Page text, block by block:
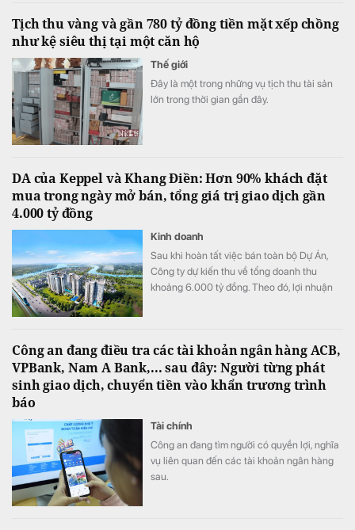
Tịch thu vàng và gần 780 tỷ đồng tiền mặt xếp chồng
như kệ siêu thị tại một căn hộ
Thế giới
Đây là một trong những vụ tịch thu tài sản
lớn trong thời gian gần đây.
DA của Keppel và Khang Điền: Hơn 90% khách đặt
mua trong ngày mở bán, tổng giá trị giao dịch gần
4.000 tỷ đồng
Kinh doanh
Sau khi hoàn tất việc bán toàn bộ Dự Án,
Công ty dự kiến thu về tổng doanh thu
khoảng 6.000 tỷ đồng. Theo đó, lợi nhuận
Công an đang điều tra các tài khoản ngân hàng ACB,
VPBank, Nam A Bank,... sau đây: Người từng phát
sinh giao dịch, chuyển tiền vào khẩn trương trình
báo
Tài chính
Công an đang tìm người có quyền lợi, nghĩa
vụ liên quan đến các tài khoản ngân hàng
sau.